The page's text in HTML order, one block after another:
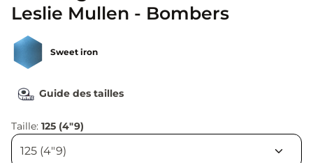
Leslie Mullen - Bombers
Sweet iron
Guide des tailles
Taille: 125 (4"9)